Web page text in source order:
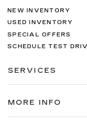
NEW INVENTORY
USED INVENTORY
SPECIAL OFFERS
SCHEDULE TEST
SERVICES
MORE INFO